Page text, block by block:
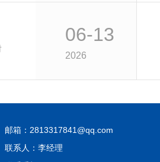
06-13
2026
邮箱：2813317841@qq.com
联系人：李经理